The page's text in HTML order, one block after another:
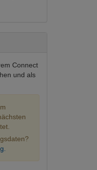
Connect
und als